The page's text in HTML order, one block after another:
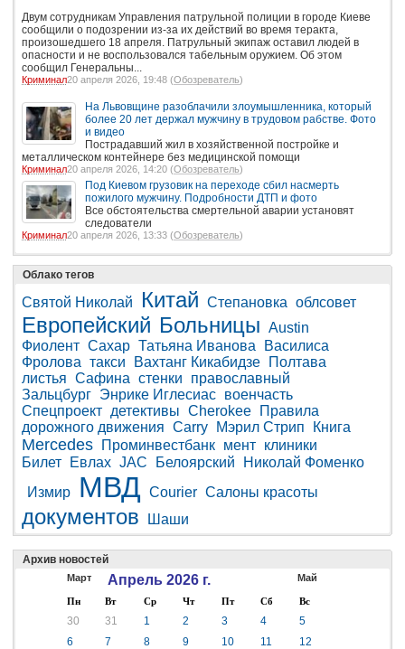
Двум сотрудникам Управления патрульной полиции в городе Киеве
сообщили о подозрении из-за их действий во время теракта,
произошедшего 18 апреля. Патрульный экипаж оставил людей в
опасности и не воспользовался табельным оружием. Об этом
сообщил Генеральны...
Криминал20 апреля 2026, 19:48 (Обозреватель)
На Львовщине разоблачили злоумышленника, который
более 20 лет держал мужчину в трудовом рабстве. Фото
и видео
Пострадавший жил в хозяйственной постройке и
металлическом контейнере без медицинской помощи
Криминал20 апреля 2026, 14:20 (Обозреватель)
Под Киевом грузовик на переходе сбил насмерть
пожилого мужчину. Подробности ДТП и фото
Все обстоятельства смертельной аварии установят
следователи
Криминал20 апреля 2026, 13:33 (Обозреватель)
Облако тегов
Святой Николай Китай Степановка облсовет
Европейский Больницы Austin
Фиолент Сахар Татьяна Иванова
Василиса
Фролова такси Вахтанг Кикабидзе
Полтава
листья Сафина стенки
православный
Зальцбург Энрике Иглесиас военчасть
Спецпроект детективы Cherokee
Правила
дорожного движения Carry Мэрил Стрип Книга
Mercedes Проминвестбанк мент клиники
Билет
Евлах JAC Белоярский
Николай Фоменко
Измир
МВД Courier Салоны красоты
документов Шаши
Архив новостей
Март Апрель 2026 г. Май
Пн Вт Ср Чт Пт Сб Вс
30 31 1 2 3 4
5
6
7 8 9 10 11
12